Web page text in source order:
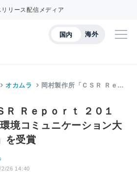
リース配信メディア
国内 海外
オカムラ 岡村製作所「ＣＳＲ Ｒｅ…
Ｒ Ｒｅｐｏｒｔ ２０１
境コミュニケーション大
を受賞
2/26 14:40